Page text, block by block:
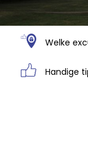
Welke
Handige